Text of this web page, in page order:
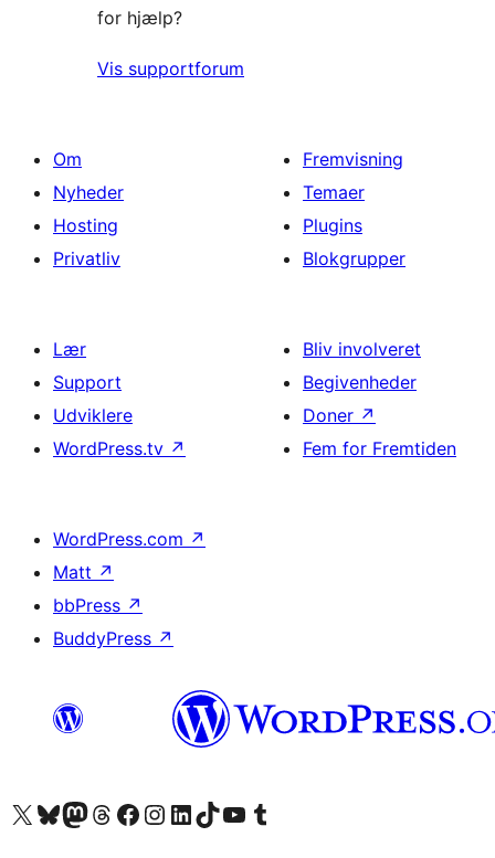
for hjælp?
Vis supportforum
Om
Nyheder
Hosting
Privatliv
Fremvisning
Temaer
Plugins
Blokgrupper
Lær
Support
Udviklere
WordPress.tv ↗
Bliv involveret
Begivenheder
Doner ↗
Fem for Fremtiden
WordPress.com ↗
Matt ↗
bbPress ↗
BuddyPress ↗
Besøg vores X (tidligere Twitter) konto
Besøg vores Bluesky-konto
Besøg vores Mastodon konto
Besøg vores Threads-konto
Besøg vores Facebook sideBesøg vores Instagram konto
Besøg vores LinkedIn konto
Besøg vores TikTok-konto
Besøg vores YouTube-kanalBesøg vores Tumblr-konto